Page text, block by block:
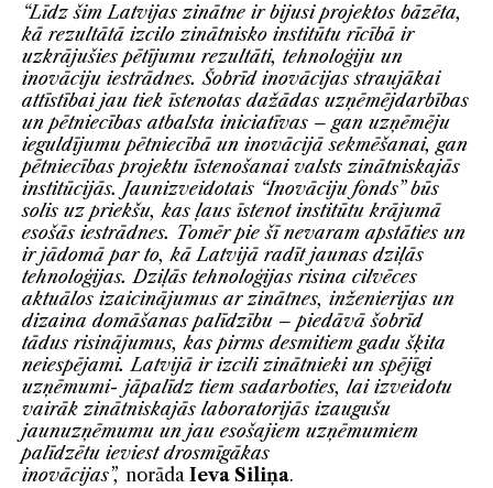
“Līdz šim Latvijas zinātne ir bijusi projektos bāzēta,
kā rezultātā izcilo zinātnisko institūtu rīcībā ir
uzkrājušies pētījumu rezultāti, tehnoloģiju un
inovāciju iestrādnes. Šobrīd inovācijas straujākai
attīstībai jau tiek īstenotas dažādas uzņēmējdarbības
un pētniecības atbalsta iniciatīvas – gan uzņēmēju
ieguldījumu pētniecībā un inovācijā sekmēšanai, gan
pētniecības projektu īstenošanai valsts zinātniskajās
institūcijās. Jaunizveidotais “Inovāciju fonds” būs
solis uz priekšu, kas ļaus īstenot institūtu krājumā
esošās iestrādnes. Tomēr pie šī nevaram apstāties un
ir jādomā par to, kā Latvijā radīt jaunas dziļās
tehnoloģijas. Dziļās tehnoloģijas risina cilvēces
aktuālos izaicinājumus ar zinātnes, inženierijas un
dizaina domāšanas palīdzību – piedāvā šobrīd
tādus risinājumus, kas pirms desmitiem gadu šķita
neiespējami. Latvijā ir izcili zinātnieki un spējīgi
uzņēmumi- jāpalīdz tiem sadarboties, lai izveidotu
vairāk zinātniskajās laboratorijās izaugušu
jaunuzņēmumu un jau esošajiem uzņēmumiem
palīdzētu ieviest drosmīgākas
inovācijas”, norāda Ieva Siliņa.